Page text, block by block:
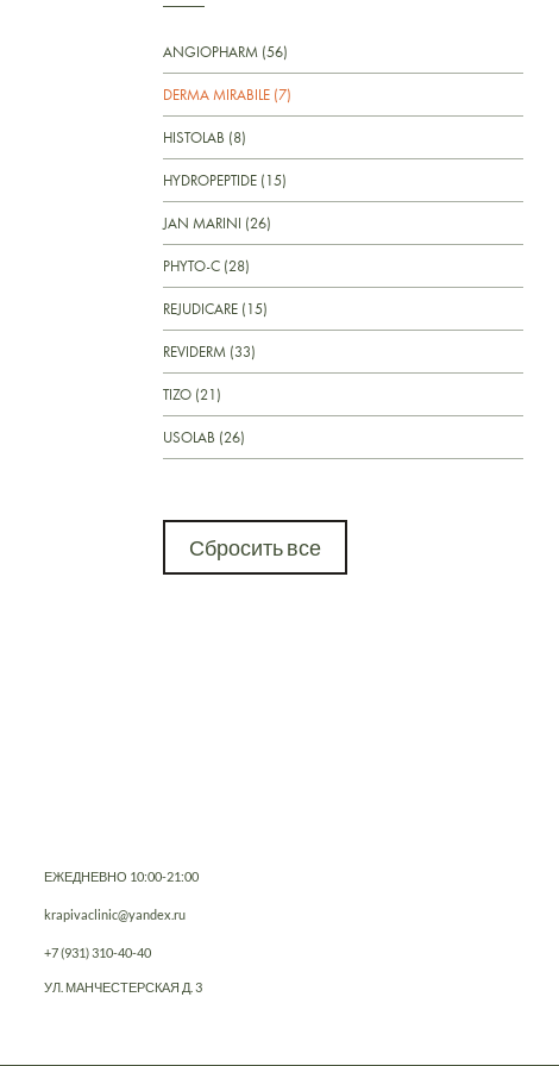
ANGIOPHARM (56)
DERMA MIRABILE (7)
HISTOLAB (8)
HYDROPEPTIDE (15)
JAN MARINI (26)
PHYTO-C (28)
REJUDICARE (15)
REVIDERM (33)
TIZO (21)
USOLAB (26)
Сбросить все
ЕЖЕДНЕВНО 10:00-21:00
krapivaclinic@yandex.ru
+7 (931) 310-40-40
УЛ. МАНЧЕСТЕРСКАЯ Д. 3